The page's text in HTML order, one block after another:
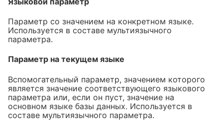
Параметр со значением на конкретном языке.
Используется в составе мультиязычного
параметра.
Параметр на текущем языке
Вспомогательный параметр, значением которого
является значение соответствующего языкового
параметра или, если он пуст, значение на
основном языке базы данных. Используется в
составе мультиязычного параметра.